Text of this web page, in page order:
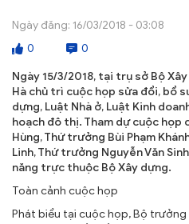
TƯ VẤN
THÔNG TIN CÔNG BỐ
TRA CỨU VĂN BẢN
TRAO ĐỔI
Ngày đăng: 16/03/2018 - 03:08
0
0
Ngày 15/3/2018, tại trụ sở Bộ
Hà chủ trì cuộc họp sửa đổi, bổ
dựng, Luật Nhà ở, Luật Kinh
hoạch đô thị. Tham dự cuộc họp
Hùng, Thứ trưởng Bùi Phạm
Linh, Thứ trưởng Nguyễn Văn
năng trực thuộc Bộ Xây dựng.
Toàn cảnh cuộc họp
Phát biểu tại cuộc họp, Bộ trưởng